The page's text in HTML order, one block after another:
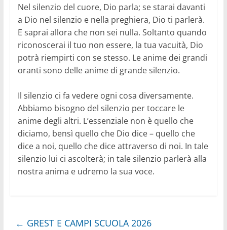
Nel silenzio del cuore, Dio parla; se starai davanti
a Dio nel silenzio e nella preghiera, Dio ti parlerà.
E saprai allora che non sei nulla. Soltanto quando
riconoscerai il tuo non essere, la tua vacuità, Dio
potrà riempirti con se stesso. Le anime dei grandi
oranti sono delle anime di grande silenzio.
Il silenzio ci fa vedere ogni cosa diversamente.
Abbiamo bisogno del silenzio per toccare le
anime degli altri. L’essenziale non è quello che
diciamo, bensì quello che Dio dice – quello che
dice a noi, quello che dice attraverso di noi. In tale
silenzio lui ci ascolterà; in tale silenzio parlerà alla
nostra anima e udremo la sua voce.
← GREST E CAMPI SCUOLA 2026